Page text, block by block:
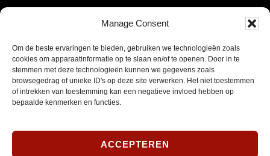
Manage Consent
Om de beste ervaringen te bieden, gebruiken we technologieën zoals
cookies om apparaatinformatie op te slaan en/of te openen. Door in te
stemmen met deze technologieën kunnen we gegevens zoals
browsegedrag of unieke ID's op deze site verwerken. Het niet toestemmen
of intrekken van toestemming kan een negatieve invloed hebben op
bepaalde kenmerken en functies.
ACCEPTEREN
*
Verplicht
INSCHRIJVEN
SOCIAL MEDIA